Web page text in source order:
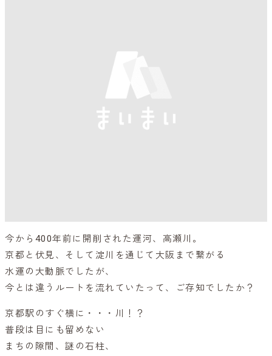
今から400年前に開削された運河、高瀬川。
京都と伏見、そして淀川を通じて大阪まで繋がる
水運の大動脈でしたが、
今とは違うルートを流れていたって、ご存知でしたか？
京都駅のすぐ横に・・・川！？
普段は目にも留めない
まちの隙間、謎の石柱、